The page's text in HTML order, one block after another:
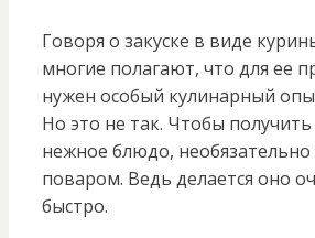
Говоря о закуске в виде
многие полагают, что для ее
нужен особый кулинарный
Но это не так. Чтобы получить
нежное блюдо,
поваром. Ведь делается оно
быстро.